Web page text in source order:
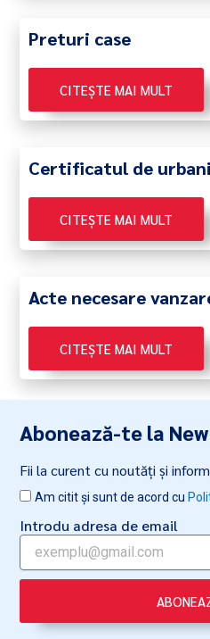
Preturi case
CITEȘTE MAI MULT
Certificatul de
CITEȘTE MAI MULT
Acte necesare
CITEȘTE MAI MULT
Abonează-te la
Fii la curent cu noutăți și
Am citit și sunt de acord cu
Introdu adresa de email